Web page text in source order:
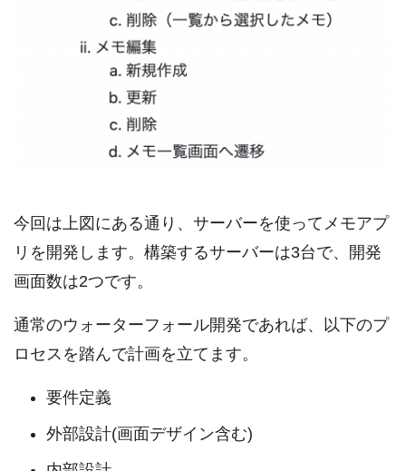
今回は上図にある通り、サーバーを使ってメモアプ
リを開発します。構築するサーバーは3台で、開発
画面数は2つです。
通常のウォーターフォール開発であれば、以下のプ
ロセスを踏んで計画を立てます。
要件定義
外部設計(画面デザイン含む)